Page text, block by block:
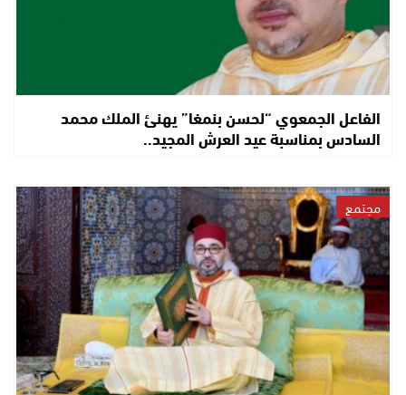
الفاعل الجمعوي “لحسن بنمغا” يهنئ الملك محمد
السادس بمناسبة عيد العرش المجيد..
مجتمع